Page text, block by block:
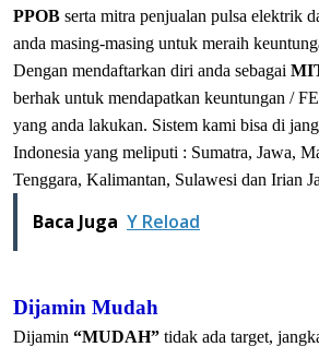
PPOB serta mitra penjualan pulsa elektrik
anda masing-masing untuk meraih
Dengan mendaftarkan diri anda sebagai
berhak untuk mendapatkan keuntungan /
yang anda lakukan. Sistem kami bisa di
Indonesia yang meliputi : Sumatra, Jawa,
Tenggara, Kalimantan, Sulawesi dan Irian
Baca Juga Y Reload
Dijamin Mudah
Dijamin “MUDAH” tidak ada target,